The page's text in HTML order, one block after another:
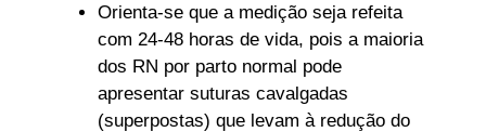
Orienta-se que a medição seja refeita
com 24-48 horas de vida, pois a maioria
dos RN por parto normal pode
apresentar suturas cavalgadas
(superpostas) que levam à redução do